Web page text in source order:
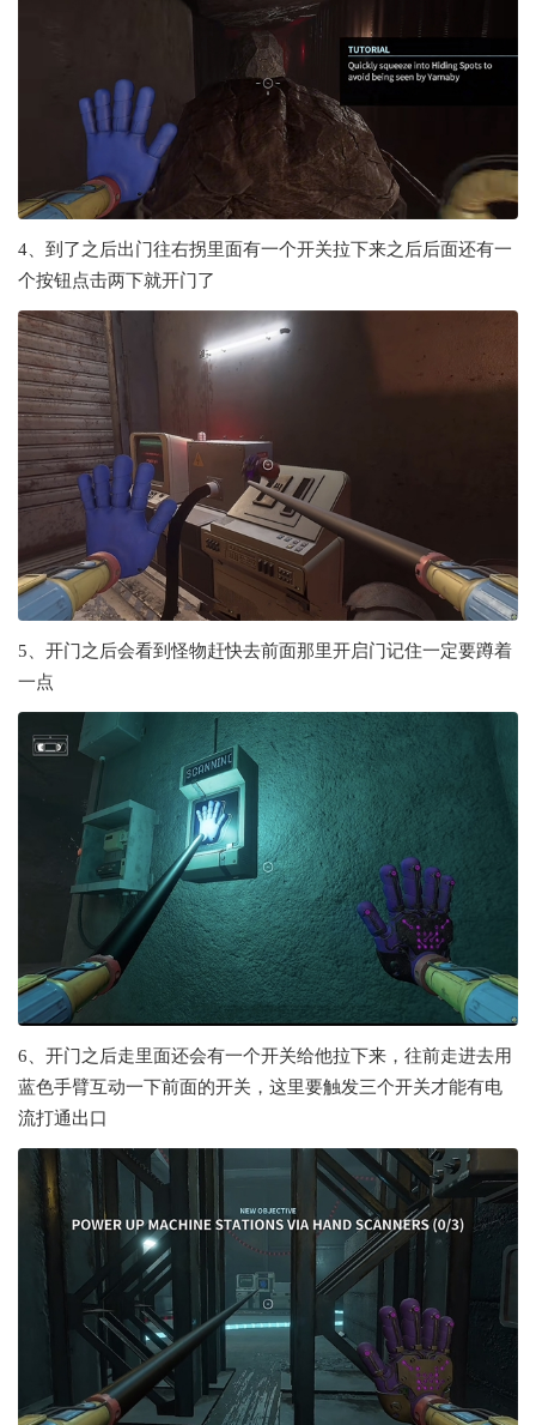
4、到了之后出门往右拐里面有一个开关拉下来之后后面还有一
个按钮点击两下就开门了
5、开门之后会看到怪物赶快去前面那里开启门记住一定要蹲着
一点
6、开门之后走里面还会有一个开关给他拉下来，往前走进去用
蓝色手臂互动一下前面的开关，这里要触发三个开关才能有电
流打通出口